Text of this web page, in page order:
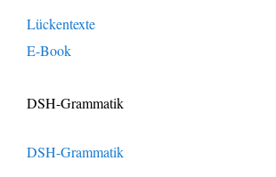
Lückentexte
E-Book
DSH-Grammatik
DSH-Grammatik